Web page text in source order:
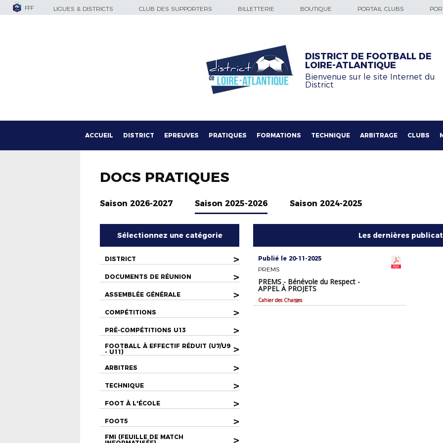
FFF LIGUES & DISTRICTS CLUB DES SUPPORTERS BILLETTERIE BOUTIQUE PORTAIL CLUBS
DISTRICT DE FOOTBALL DE
LOIRE-ATLANTIQUE
Bienvenue sur le site Internet du
District
ACCUEIL DISTRICT EPREUVES PRATIQUES FORMATIONS TECHNIQUE ARBITRAGE CLUBS
DOCS PRATIQUES
Saison 2026-2027 Saison 2025-2026 Saison 2024-2025
Sélectionnez une catégorie
DISTRICT >
DOCUMENTS DE RÉUNION >
ASSEMBLÉE GÉNÉRALE >
COMPÉTITIONS >
PRÉ-COMPÉTITIONS U13 >
FOOTBALL À EFFECTIF RÉDUIT (U7/U9
- U11)
>
ARBITRES >
TECHNIQUE >
FOOT À L'ÉCOLE >
FOOT5 >
FMI (FEUILLE DE MATCH
>
Les dernières
Publié le 20-11-2025
PREMS
PREMS - Bénévole du Respect -
APPEL À PROJETS
Cahier des Charges